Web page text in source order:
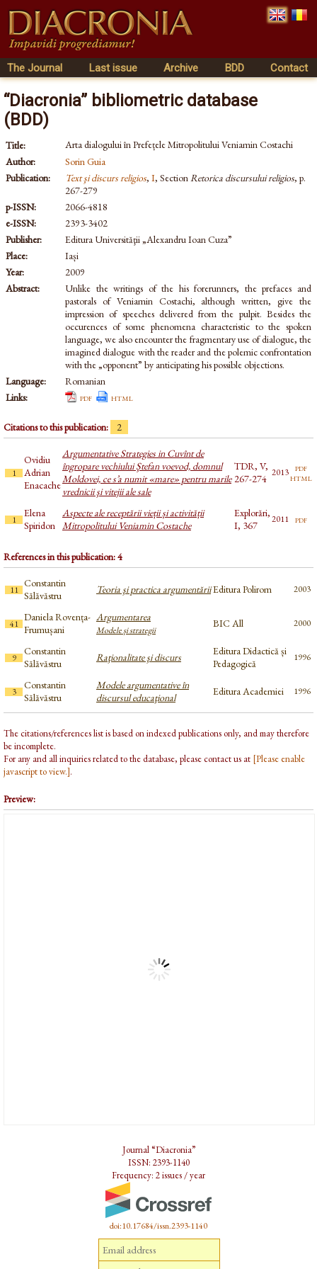
The Journal Last issue Archive BDD Contact
“Diacronia” bibliometric database
(BDD)
Title:
Arta dialogului în Prefețele Mitropolitului Veniamin Costachi
Author:
Sorin Guia
Publication:
Text şi discurs religios, I, SectionRetorica discursului religios, p.
267-279
p-ISSN:
2066-4818
e-ISSN:
2393-3402
Publisher:
Editura Universităţii „Alexandru Ioan Cuza”
Place:
Iași
Year:
2009
Abstract:
Unlike the writings of the his forerunners, the prefaces and
pastorals of Veniamin Costachi, although written, give the
impression of speeches delivered from the pulpit. Besides the
occurences of some phenomena characteristic to the spoken
language, we also encounter the fragmentary use of dialogue, the
imagined dialogue with the reader and the polemic confrontation
with the „opponent” by anticipating his possible objections.
Language:
Romanian
Links:
pdf html
Citations to this publication: 2
1
Ovidiu
Adrian
Enacache
Argumentative Strategies in Cuvînt de
îngropare vechiului Ştefan voevod, domnul
Moldovei, ce s’a numit «mare» pentru marile
vrednicii şi vitejii ale sale
TDR, V,
267-274 2013 pdf
html
1
Elena
Spiridon
Aspecte ale receptării vieții și activității
Mitropolitului Veniamin Costache
Explorări,
I, 367
2011 pdf
References in this publication: 4
11
Constantin
Sălăvăstru
Teoria şi practica argumentăriiEditura Polirom 2003
41
Daniela Rovența-
Frumușani
Argumentarea
Modele și strategii
BIC All 2000
9
Constantin
Sălăvăstru
Raţionalitate şi discurs
Editura Didactică și
Pedagogică
1996
3
Constantin
Sălăvăstru
Modele argumentative în
discursul educaţional
Editura Academiei 1996
The citations/references list is based on indexed publications only, and may therefore
be incomplete.
For any and all inquiries related to the database, please contact us at [Please enable
javascript to view.].
Preview:
Journal “Diacronia”
ISSN: 2393-1140
Frequency: 2 issues / year
doi:10.17684/issn.2393-1140